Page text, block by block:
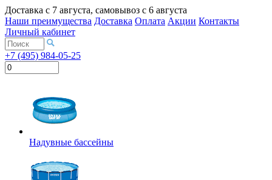
Доставка с 7 августа, самовывоз с 6 августа
Наши преимущества Доставка Оплата Акции Контакты
Личный кабинет
+7 (495) 984-05-25
Надувные бассейны